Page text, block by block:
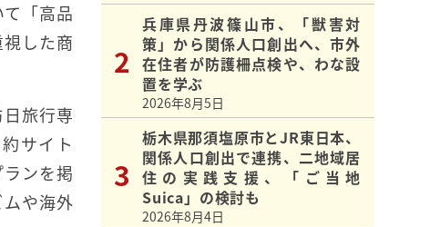
「高品
した商
旅行専
サイト
ンを掲
や海外
兵庫県丹波篠山市、「獣害対
策」から関係人口創出へ、市外
在住者が防護柵点検や、わな設
置を学ぶ
2026年8月5日
栃木県那須塩原市とJR東日本、
関係人口創出で連携、二地域居
住の実践支援、「ご当地
Suica」の検討も
2026年8月4日